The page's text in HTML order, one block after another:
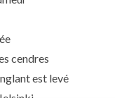
cendres
est levé